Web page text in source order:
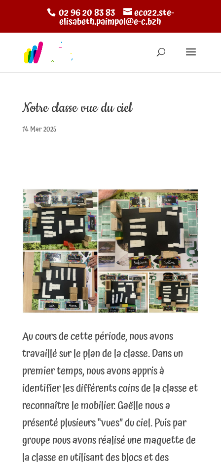
02 96 20 83 83 eco22.ste-
elisabeth.paimpol@e-c.bzh
Notre classe vue du ciel
14 Mar 2025
Au cours de cette période, nous avons
travaillé sur le plan de la classe. Dans un
premier temps, nous avons appris à
identifier les différents coins de la classe et
reconnaître le mobilier. Gaëlle nous a
présenté plusieurs “vues” du ciel. Puis par
groupe nous avons réalisé une maquette de
la classe en utilisant des blocs et des